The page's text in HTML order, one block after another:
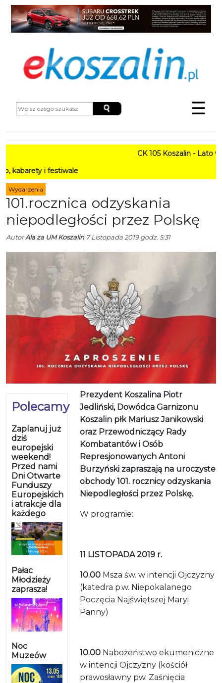
☰
CK 105 Koszalin - Lato w
i festiwale
Wydarzenia
101.rocznica odzyskania
niepodległości przez Polskę
AutorAla za UM Koszalin7 Listopada 2019 godz. 5:31
Polecamy
Zaplanuj już
dziś
europejski
weekend!
Przed nami
Dni Otwarte
Funduszy
Europejskich
i atrakcje dla
każdego
Pałac
Młodzieży
zaprasza!
Noc
Muzeów
Prezydent Koszalina Piotr
Jedliński, Dowódca Garnizonu
Koszalin płk Mariusz Janikowski
oraz Przewodniczący Rady
Kombatantów i Osób
Represjonowanych Antoni
Burzyński zapraszają na uroczyste
obchody 101. rocznicy odzyskania
Niepodległości przez Polskę.
W programie:
11 LISTOPADA 2019 r.
10.00 Msza św. w intencji Ojczyzny
(katedra p.w. Niepokalanego
Poczęcia Najświętszej Maryi
Panny)
10.00 Nabożeństwo ekumeniczne
w intencji Ojczyzny (kościół
prawosławny pw. Zaśnięcia